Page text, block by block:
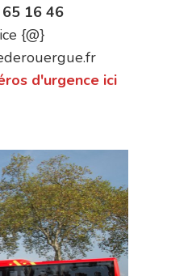
16 46
{@}
d'urgence ici